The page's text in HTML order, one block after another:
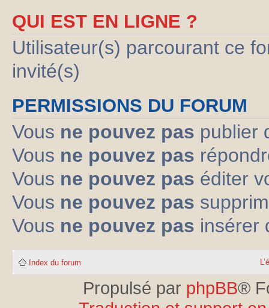
QUI EST EN LIGNE ?
Utilisateur(s) parcourant ce
invité(s)
PERMISSIONS DU FORUM
Vous ne pouvez pas publier
Vous ne pouvez pas
Vous ne pouvez pas éditer
Vous ne pouvez pas
Vous ne pouvez pas insérer
Index du forum
Propulsé par phpBB®